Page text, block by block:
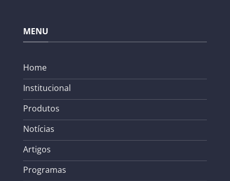
MENU
Home
Institucional
Produtos
Notícias
Artigos
Programas